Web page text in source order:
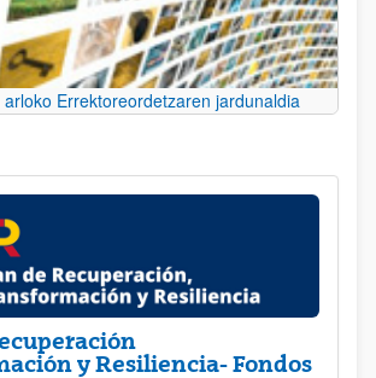
Errektoreordetzaren jardunaldia
y Resiliencia- Fondos